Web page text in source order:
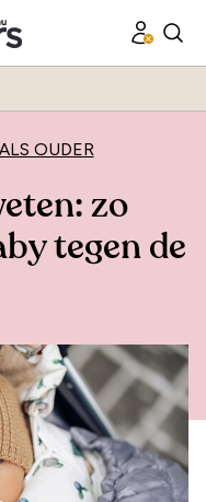
OUDER
zo
tegen de